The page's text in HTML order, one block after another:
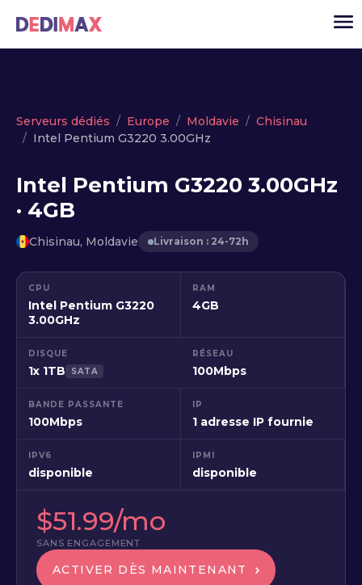
Cloud serveur
VPS
Serveurs dédiés
API
Actualité
Serveurs dédiés Europe Moldavie
Chisinau
Intel Pentium G3220 3.00GHz
Intel Pentium G3220 3.00GHz
· 4GB
Chisinau, Moldavie Livraison : 24-72h
CPU
Intel Pentium G3220
3.00GHz
RAM
4GB
DISQUE
1x 1TB SATA
RÉSEAU
100Mbps
BANDE PASSANTE
100Mbps
IP
1 adresse IP fournie
IPV6
disponible
IPMI
disponible
$51.99/mo
SANS ENGAGEMENT
ACTIVER DÈS MAINTENANT